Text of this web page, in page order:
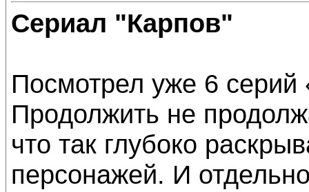
Сериал "Карпов"
Посмотрел уже 6
Продолжить не
что так глубоко
персонажей. И